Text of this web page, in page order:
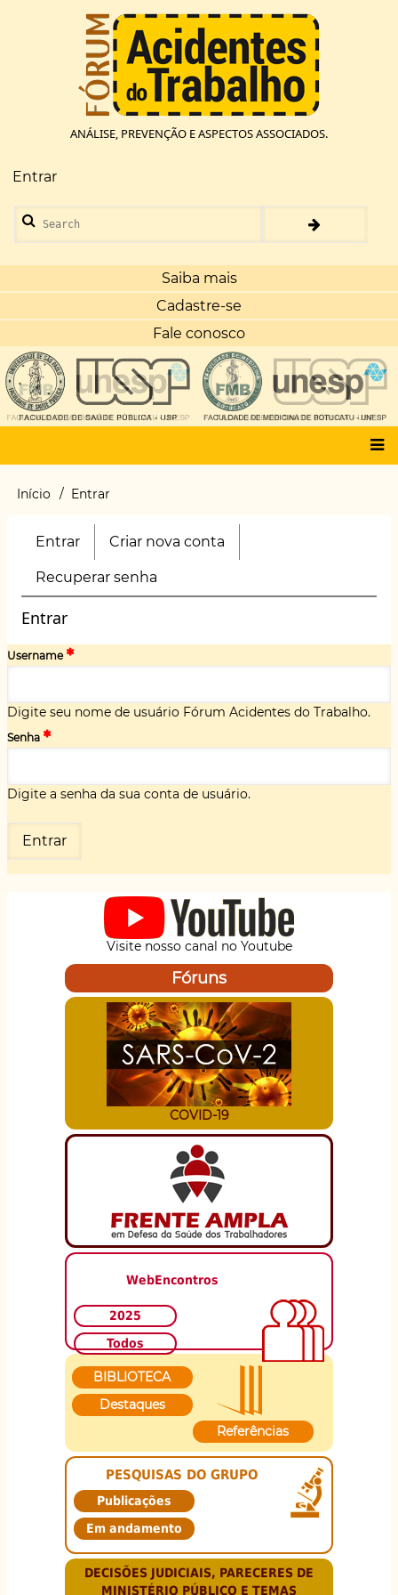
ANÁLISE, PREVENÇÃO E ASPECTOS ASSOCIADOS.
Menu
de
conta
de
usuário
Entrar
Search
Saiba mais
Cadastre-se
Fale conosco
Main
Trilha
navegação
Início Entrar
Primary
Entrar (aba
ativa)
Criar nova conta
Recuperar senha
Entrar
Username
Digite seu nome de usuário Fórum Acidentes do Trabalho.
Senha
Digite a senha da sua conta de usuário.
Visite nosso canal no Youtube
Fóruns
COVID-19
WebEncontros
2025
Todos
BIBLIOTECA
Destaques
Referências
PESQUISAS DO GRUPO
Publicações
Em andamento
DECISÕES JUDICIAIS, PARECERES DE
MINISTÉRIO PÚBLICO E TEMAS